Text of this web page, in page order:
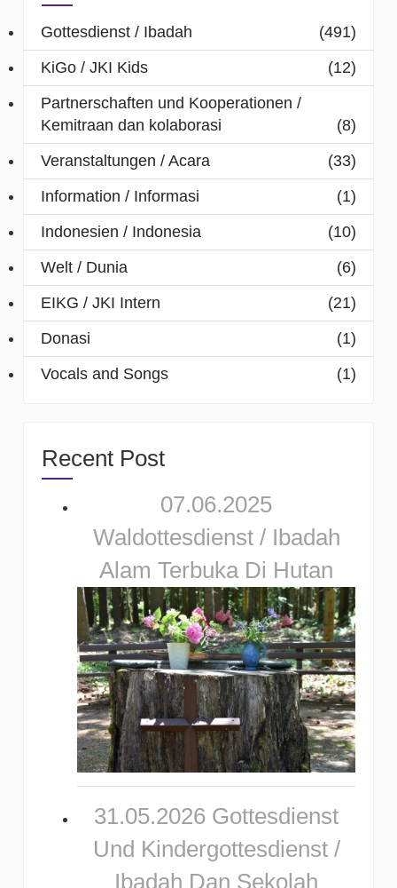
Gottesdienst / Ibadah
(491)
KiGo / JKI Kids
(12)
Partnerschaften und Kooperationen /
Kemitraan dan kolaborasi
(8)
Veranstaltungen / Acara
(33)
Information / Informasi
(1)
Indonesien / Indonesia
(10)
Welt / Dunia
(6)
EIKG / JKI Intern
(21)
Donasi
(1)
Vocals and Songs
(1)
Recent Post
07.06.2025
Waldottesdienst / Ibadah
Alam Terbuka Di Hutan
31.05.2026 Gottesdienst
Und Kindergottesdienst /
Ibadah Dan Sekolah